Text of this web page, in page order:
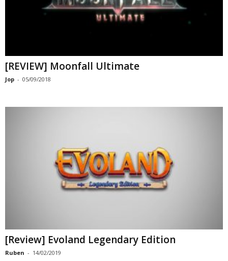
[REVIEW] Moonfall Ultimate
Jop - 05/09/2018
[Review] Evoland Legendary Edition
Ruben - 14/02/2019